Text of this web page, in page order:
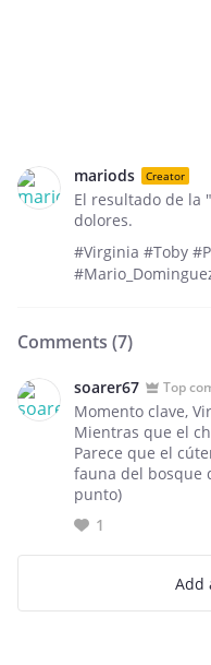
mariods Creator
El resultado de la
dolores.
#Virginia #Toby
Comments (7)
soarer67 Top
Momento clave,
Mientras que el
Parece que el
fauna del bosque
punto)
1
Add